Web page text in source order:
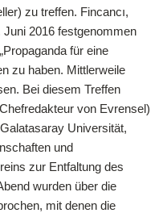
zu treffen. Fincancı,
2016 festgenommen
für eine
zu haben. Mittlerweile
Bei diesem Treffen
von Evrensel)
Universität,
und
zur Entfaltung des
wurden über die
mit denen die